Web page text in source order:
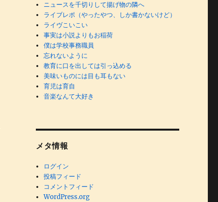
ニュースを千切りして揚げ物の隣へ
ライブレポ（やったやつ、しか書かないけど）
ライヴこいこい
事実は小説よりもお稲荷
僕は学校事務職員
忘れないように
教育に口を出しては引っ込める
美味いものには目も耳もない
育児は育自
音楽なんて大好き
メタ情報
ログイン
投稿フィード
コメントフィード
WordPress.org